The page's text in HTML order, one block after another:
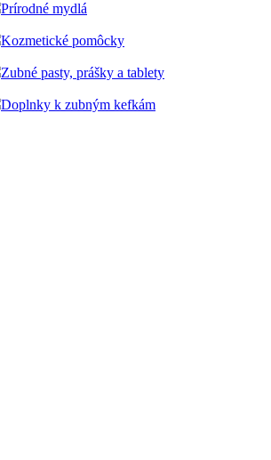
Prírodné mydlá
Kozmetické pomôcky
Zubné pasty, prášky a tablety
Doplnky k zubným kefkám